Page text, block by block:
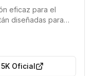
eficaz para el
diseñadas para
la calidad
Oficial